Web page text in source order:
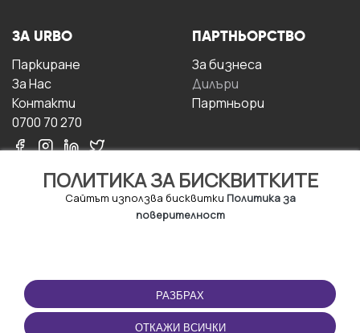
ПОЛИТИКА ЗА БИСКВИТКИТЕ
Сайтът използва бисквитки Политика за
поверителност
РАЗБРАХ
ОТКАЖИ ВСИЧКИ
ЗА URBO
Паркиране
За Hас
Контакти
0700 70 270
ПАРТНЬОРСТВО
За бизнесa
Дилъри
Партньори
ПОЛЗВАНЕ
Правила и условия за
ползване
ПРИЛОЖЕНИЕТО